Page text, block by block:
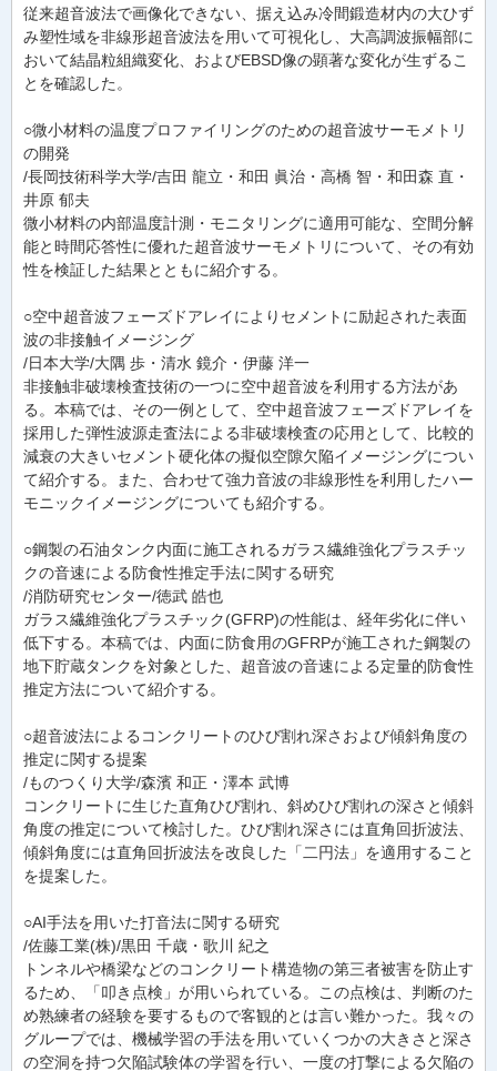
従来超音波法で画像化できない、据え込み冷間鍛造材内の大ひず
み塑性域を非線形超音波法を用いて可視化し、大高調波振幅部に
おいて結晶粒組織変化、およびEBSD像の顕著な変化が生ずるこ
とを確認した。
○微小材料の温度プロファイリングのための超音波サーモメトリ
の開発
/長岡技術科学大学/吉田 龍立・和田 眞治・高橋 智・和田森 直・
井原 郁夫
微小材料の内部温度計測・モニタリングに適用可能な、空間分解
能と時間応答性に優れた超音波サーモメトリについて、その有効
性を検証した結果とともに紹介する。
○空中超音波フェーズドアレイによりセメントに励起された表面
波の非接触イメージング
/日本大学/大隅 歩・清水 鏡介・伊藤 洋一
非接触非破壊検査技術の一つに空中超音波を利用する方法があ
る。本稿では、その一例として、空中超音波フェーズドアレイを
採用した弾性波源走査法による非破壊検査の応用として、比較的
減衰の大きいセメント硬化体の擬似空隙欠陥イメージングについ
て紹介する。また、合わせて強力音波の非線形性を利用したハー
モニックイメージングについても紹介する。
○鋼製の石油タンク内面に施工されるガラス繊維強化プラスチッ
クの音速による防食性推定手法に関する研究
/消防研究センター/徳武 皓也
ガラス繊維強化プラスチック(GFRP)の性能は、経年劣化に伴い
低下する。本稿では、内面に防食用のGFRPが施工された鋼製の
地下貯蔵タンクを対象とした、超音波の音速による定量的防食性
推定方法について紹介する。
○超音波法によるコンクリートのひび割れ深さおよび傾斜角度の
推定に関する提案
/ものつくり大学/森濱 和正・澤本 武博
コンクリートに生じた直角ひび割れ、斜めひび割れの深さと傾斜
角度の推定について検討した。ひび割れ深さには直角回折波法、
傾斜角度には直角回折波法を改良した「二円法」を適用すること
を提案した。
○AI手法を用いた打音法に関する研究
/佐藤工業(株)/黒田 千歳・歌川 紀之
トンネルや橋梁などのコンクリート構造物の第三者被害を防止す
るため、「叩き点検」が用いられている。この点検は、判断のた
め熟練者の経験を要するもので客観的とは言い難かった。我々の
グループでは、機械学習の手法を用いていくつかの大きさと深さ
の空洞を持つ欠陥試験体の学習を行い、一度の打撃による欠陥の